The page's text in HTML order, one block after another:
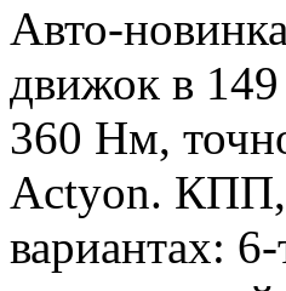
Авто-
движок в
360 Нм,
Actyon. КПП,
вариантах: